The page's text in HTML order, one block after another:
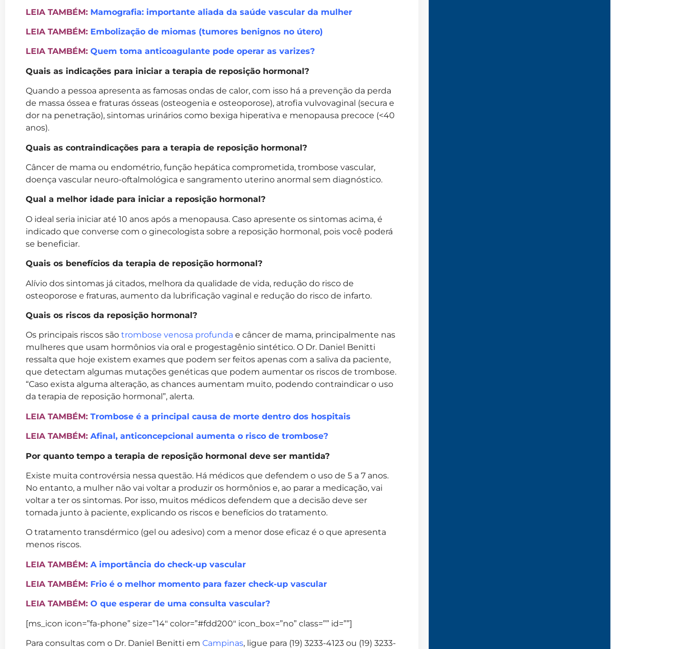
LEIA TAMBÉM: Mamografia: importante aliada da saúde vascular da mulher
LEIA TAMBÉM: Embolização de miomas (tumores benignos no útero)
LEIA TAMBÉM: Quem toma anticoagulante pode operar as varizes?
Quais as indicações para iniciar a terapia de reposição hormonal?
Quando a pessoa apresenta as famosas ondas de calor, com isso há a prevenção da perda
de massa óssea e fraturas ósseas (osteogenia e osteoporose), atrofia vulvovaginal (secura e
dor na penetração), sintomas urinários como bexiga hiperativa e menopausa precoce (<40
anos).
Quais as contraindicações para a terapia de reposição hormonal?
Câncer de mama ou endométrio, função hepática comprometida, trombose vascular,
doença vascular neuro-oftalmológica e sangramento uterino anormal sem diagnóstico.
Qual a melhor idade para iniciar a reposição hormonal?
O ideal seria iniciar até 10 anos após a menopausa. Caso apresente os sintomas acima, é
indicado que converse com o ginecologista sobre a reposição hormonal, pois você poderá
se beneficiar.
Quais os benefícios da terapia de reposição hormonal?
Alívio dos sintomas já citados, melhora da qualidade de vida, redução do risco de
osteoporose e fraturas, aumento da lubrificação vaginal e redução do risco de infarto.
Quais os riscos da reposição hormonal?
Os principais riscos são trombose venosa profunda e câncer de mama, principalmente nas
mulheres que usam hormônios via oral e progestagênio sintético. O Dr. Daniel Benitti
ressalta que hoje existem exames que podem ser feitos apenas com a saliva da paciente,
que detectam algumas mutações genéticas que podem aumentar os riscos de trombose.
“Caso exista alguma alteração, as chances aumentam muito, podendo contraindicar o uso
da terapia de reposição hormonal”, alerta.
LEIA TAMBÉM: Trombose é a principal causa de morte dentro dos hospitais
LEIA TAMBÉM: Afinal, anticoncepcional aumenta o risco de trombose?
Por quanto tempo a terapia de reposição hormonal deve ser mantida?
Existe muita controvérsia nessa questão. Há médicos que defendem o uso de 5 a 7 anos.
No entanto, a mulher não vai voltar a produzir os hormônios e, ao parar a medicação, vai
voltar a ter os sintomas. Por isso, muitos médicos defendem que a decisão deve ser
tomada junto à paciente, explicando os riscos e benefícios do tratamento.
O tratamento transdérmico (gel ou adesivo) com a menor dose eficaz é o que apresenta
menos riscos.
LEIA TAMBÉM: A importância do check-up vascular
LEIA TAMBÉM: Frio é o melhor momento para fazer check-up vascular
LEIA TAMBÉM: O que esperar de uma consulta vascular?
[ms_icon icon=”fa-phone” size=”14″ color=”#fdd200″ icon_box=”no” class=”” id=””]
Para consultas com o Dr. Daniel Benitti em Campinas, ligue para (19) 3233-4123 ou (19) 3233-